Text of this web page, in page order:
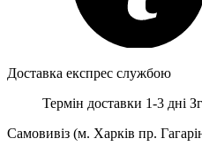
Доставка експрес службою
Термін доставки 1-3 дні
Самовивіз (м. Харків пр.